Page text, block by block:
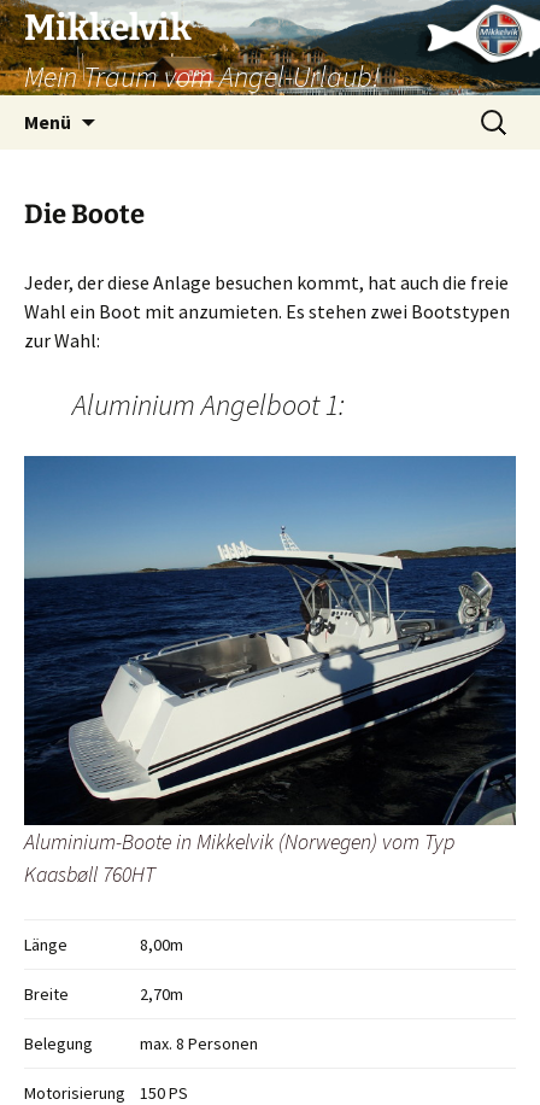
Mikkelvik
Mein Traum vom Angel-Urlaub!
Menü
Suchen
nach:
Die Boote
Jeder, der diese Anlage besuchen kommt, hat auch die freie
Wahl ein Boot mit anzumieten. Es stehen zwei Bootstypen
zur Wahl:
Aluminium Angelboot 1:
Aluminium-Boote in Mikkelvik (Norwegen) vom Typ
Kaasbøll 760HT
Länge 8,00m
Breite 2,70m
Belegung max. 8 Personen
Motorisierung 150 PS